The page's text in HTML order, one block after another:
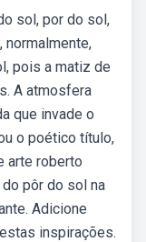
sol, por do sol,
normalmente,
pois a matiz de
A atmosfera
que invade o
o poético título,
arte roberto
pôr do sol na
Adicione
inspirações.